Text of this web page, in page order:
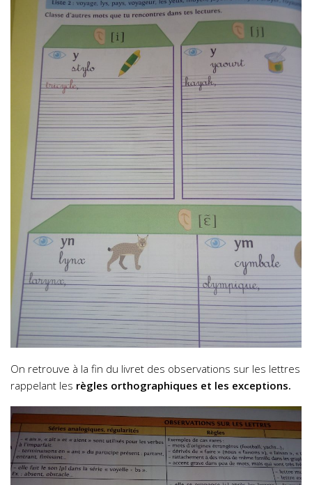
On retrouve à la fin du livret des observations sur les lettres
rappelant les règles orthographiques et les exceptions.